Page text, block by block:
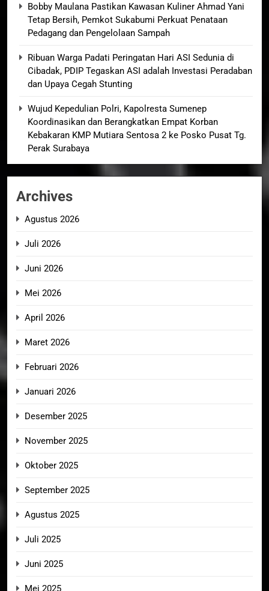
Bobby Maulana Pastikan Kawasan Kuliner Ahmad Yani
Tetap Bersih, Pemkot Sukabumi Perkuat Penataan
Pedagang dan Pengelolaan Sampah
Ribuan Warga Padati Peringatan Hari ASI Sedunia di
Cibadak, PDIP Tegaskan ASI adalah Investasi Peradaban
dan Upaya Cegah Stunting
Wujud Kepedulian Polri, Kapolresta Sumenep
Koordinasikan dan Berangkatkan Empat Korban
Kebakaran KMP Mutiara Sentosa 2 ke Posko Pusat Tg.
Perak Surabaya
Archives
Agustus 2026
Juli 2026
Juni 2026
Mei 2026
April 2026
Maret 2026
Februari 2026
Januari 2026
Desember 2025
November 2025
Oktober 2025
September 2025
Agustus 2025
Juli 2025
Juni 2025
Mei 2025